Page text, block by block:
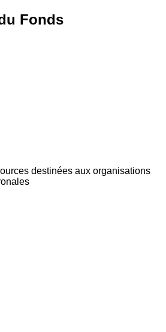
Fonds
destinées aux organisations